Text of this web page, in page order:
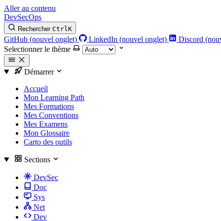
Aller au contenu
DevSecOps
Rechercher CtrlK
GitHub (nouvel onglet) LinkedIn (nouvel onglet) Discord
Selectionner le thème
Démarrer
Accueil
Mon Learning Path
Mes Formations
Mes Conventions
Mes Examens
Mon Glossaire
Carto des outils
Sections
DevSec
Doc
Sys
Net
Dev